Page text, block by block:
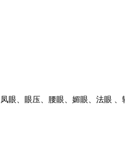
眼、眼压、腰眼、媚眼、法眼